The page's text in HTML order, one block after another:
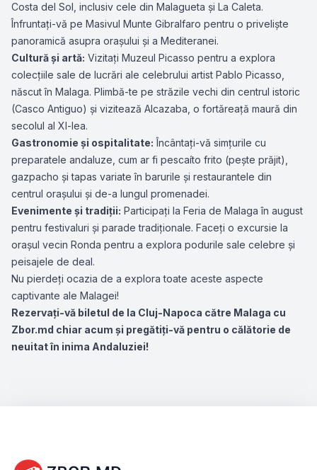
Costa del Sol, inclusiv cele din Malagueta și La Caleta.
Înfruntați-vă pe Masivul Munte Gibralfaro pentru o priveliște
panoramică asupra orașului și a Mediteranei.
Cultură și artă: Vizitați Muzeul Picasso pentru a explora
colecțiile sale de lucrări ale celebrului artist Pablo Picasso,
născut în Malaga. Plimbă-te pe străzile vechi din centrul istoric
(Casco Antiguo) și vizitează Alcazaba, o fortăreață maură din
secolul al XI-lea.
Gastronomie și ospitalitate: Încântați-vă simțurile cu
preparatele andaluze, cum ar fi pescaíto frito (pește prăjit),
gazpacho și tapas variate în barurile și restaurantele din
centrul orașului și de-a lungul promenadei.
Evenimente și tradiții: Participați la Feria de Malaga în august
pentru festivaluri și parade tradiționale. Faceți o excursie la
orașul vecin Ronda pentru a explora podurile sale celebre și
peisajele de deal.
Nu pierdeți ocazia de a explora toate aceste aspecte
captivante ale Malagei!
Rezervați-vă biletul de la Cluj-Napoca către Malaga cu
Zbor.md chiar acum și pregătiți-vă pentru o călătorie de
neuitat în inima Andaluziei!